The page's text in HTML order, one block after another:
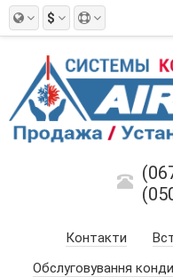
$
Контакти
Обслуговування